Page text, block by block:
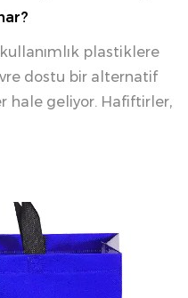
plastiklere
dostu bir alternatif
hale geliyor. Hafiftirler,